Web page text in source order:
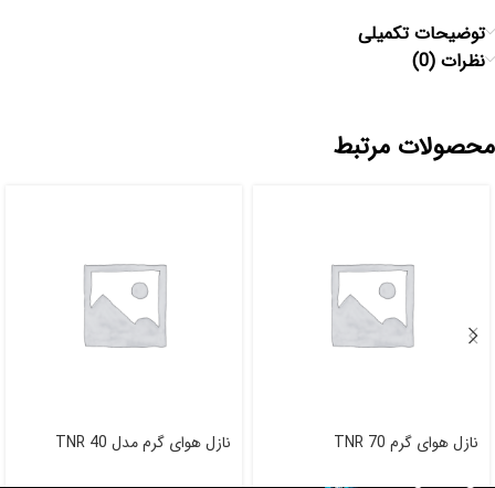
توضیحات تکمیلی
نظرات (0)
محصولات مرتبط
نازل هوای گرم TNR 70 نازل هوای گرم مدل TNR 40